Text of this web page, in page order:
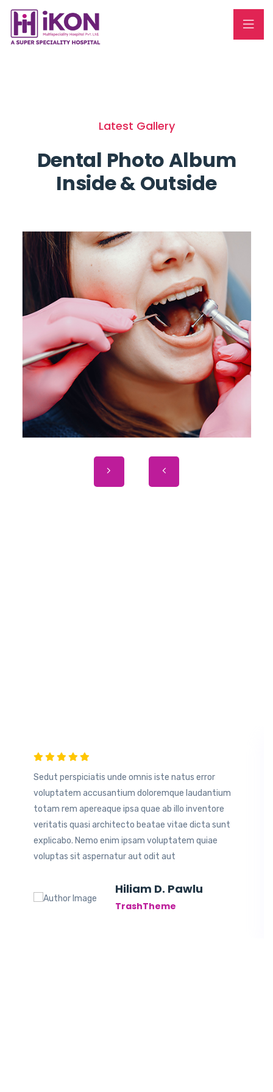
Latest Gallery
Dental Photo Album
Inside & Outside
Sedut perspiciatis unde omnis iste natus error
voluptatem accusantium doloremque laudantium
totam rem apereaque ipsa quae ab illo inventore
veritatis quasi architecto beatae vitae dicta sunt
explicabo. Nemo enim ipsam voluptatem quiae
voluptas sit aspernatur aut odit aut
Hiliam D. Pawlu
TrashTheme